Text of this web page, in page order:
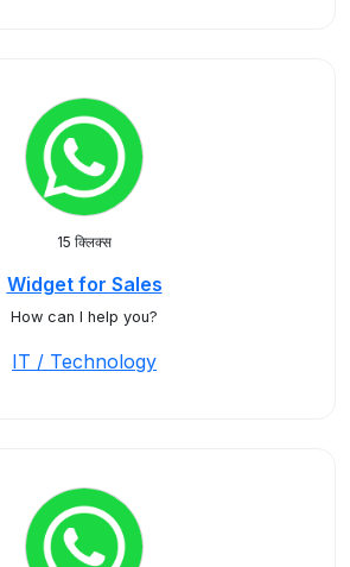
15 क्लिक्स
Widget for Sales
How can I help you?
IT / Technology